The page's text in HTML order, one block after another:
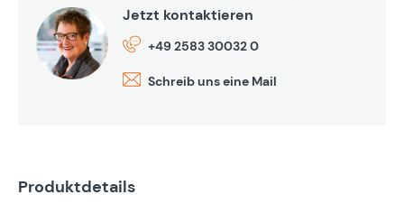
Jetzt kontaktieren
+49 2583 30032 0
Schreib uns eine Mail
Produktdetails